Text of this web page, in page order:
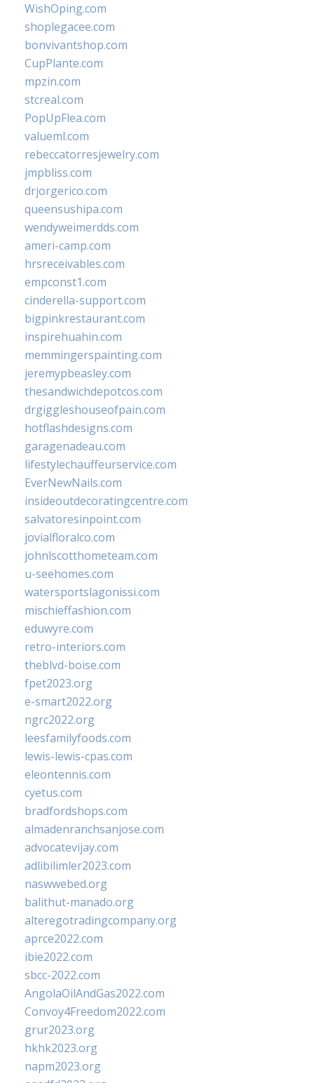
WishOping.com
shoplegacee.com
bonvivantshop.com
CupPlante.com
mpzin.com
stcreal.com
PopUpFlea.com
valueml.com
rebeccatorresjewelry.com
jmpbliss.com
drjorgerico.com
queensushipa.com
wendyweimerdds.com
ameri-camp.com
hrsreceivables.com
empconst1.com
cinderella-support.com
bigpinkrestaurant.com
inspirehuahin.com
memmingerspainting.com
jeremypbeasley.com
thesandwichdepotcos.com
drgiggleshouseofpain.com
hotflashdesigns.com
garagenadeau.com
lifestylechauffeurservice.com
EverNewNails.com
insideoutdecoratingcentre.com
salvatoresinpoint.com
jovialfloralco.com
johnlscotthometeam.com
u-seehomes.com
watersportslagonissi.com
mischieffashion.com
eduwyre.com
retro-interiors.com
theblvd-boise.com
fpet2023.org
e-smart2022.org
ngrc2022.org
leesfamilyfoods.com
lewis-lewis-cpas.com
eleontennis.com
cyetus.com
bradfordshops.com
almadenranchsanjose.com
advocatevijay.com
adlibilimler2023.com
naswwebed.org
balithut-manado.org
alteregotradingcompany.org
aprce2022.com
ibie2022.com
sbcc-2022.com
AngolaOilAndGas2022.com
Convoy4Freedom2022.com
grur2023.org
hkhk2023.org
napm2023.org